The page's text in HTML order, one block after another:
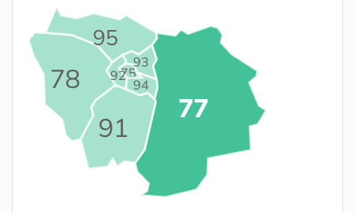
75
77
78
91
92
93
94
95